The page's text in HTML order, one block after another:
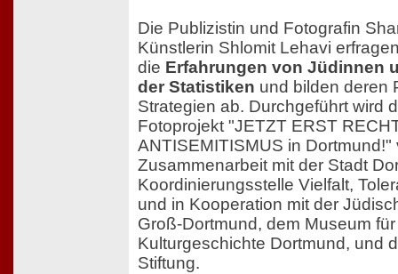
Die Publizistin und Fotografin
Künstlerin Shlomit Lehavi
die Erfahrungen von Jüdinnen
der Statistiken und bilden deren
Strategien ab. Durchgeführt wird
Fotoprojekt "JETZT ERST
ANTISEMITISMUS in Dortmund!"
Zusammenarbeit mit der Stadt
Koordinierungsstelle Vielfalt,
und in Kooperation mit der
Groß-Dortmund, dem Museum
Kulturgeschichte Dortmund, und
Stiftung.